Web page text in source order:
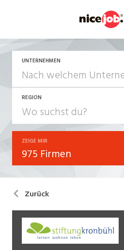
UNTERNEHMEN
REGION
ZEIGE MIR
975 Firmen
Zurück